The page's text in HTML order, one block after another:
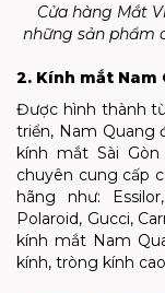
Cửa hàng Mắt
những sản phẩm
2. Kính mắt Nam
Được hình thành
triển, Nam Quang
kính mắt Sài
chuyên cung cấp
hãng như:
Polaroid, Gucci,
kính mắt Nam
kính, tròng kính